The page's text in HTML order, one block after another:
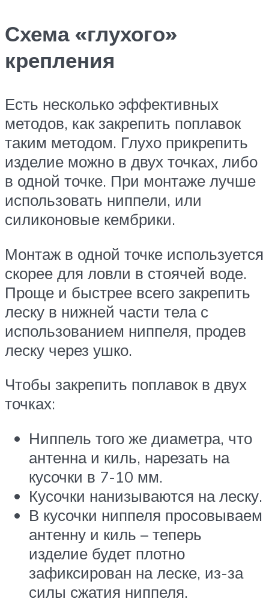
Схема «глухого»
крепления
Есть несколько эффективных
методов, как закрепить поплавок
таким методом. Глухо прикрепить
изделие можно в двух точках, либо
в одной точке. При монтаже лучше
использовать ниппели, или
силиконовые кембрики.
Монтаж в одной точке используется
скорее для ловли в стоячей воде.
Проще и быстрее всего закрепить
леску в нижней части тела с
использованием ниппеля, продев
леску через ушко.
Чтобы закрепить поплавок в двух
точках:
Ниппель того же диаметра, что
антенна и киль, нарезать на
кусочки в 7-10 мм.
Кусочки нанизываются на леску.
В кусочки ниппеля просовываем
антенну и киль – теперь
изделие будет плотно
зафиксирован на леске, из-за
силы сжатия ниппеля.